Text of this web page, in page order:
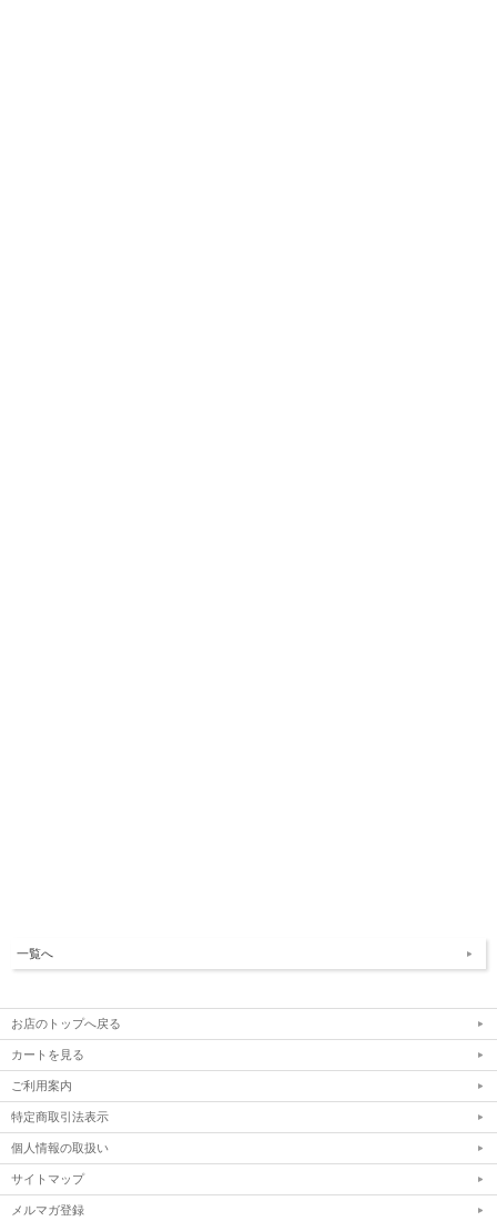
一覧へ
お店のトップへ戻る
カートを見る
ご利用案内
特定商取引法表示
個人情報の取扱い
サイトマップ
メルマガ登録